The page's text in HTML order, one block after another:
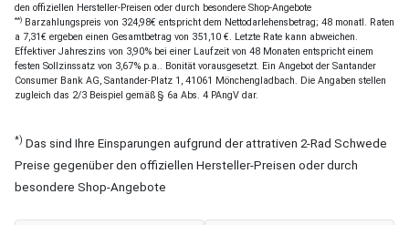
den offiziellen Hersteller-Preisen oder durch besondere Shop-Angebote
**) Barzahlungspreis von 324,98€ entspricht dem Nettodarlehensbetrag; 48 monatl. Raten
a 7,31€ ergeben einen Gesamtbetrag von 351,10 €. Letzte Rate kann abweichen.
Effektiver Jahreszins von 3,90% bei einer Laufzeit von 48 Monaten entspricht einem
festen Sollzinssatz von 3,67% p.a.. Bonität vorausgesetzt. Ein Angebot der Santander
Consumer Bank AG, Santander-Platz 1, 41061 Mönchengladbach. Die Angaben stellen
zugleich das 2/3 Beispiel gemäß § 6a Abs. 4 PAngV dar.
*) Das sind Ihre Einsparungen aufgrund der attrativen 2-Rad Schwede
Preise gegenüber den offiziellen Hersteller-Preisen oder durch
besondere Shop-Angebote